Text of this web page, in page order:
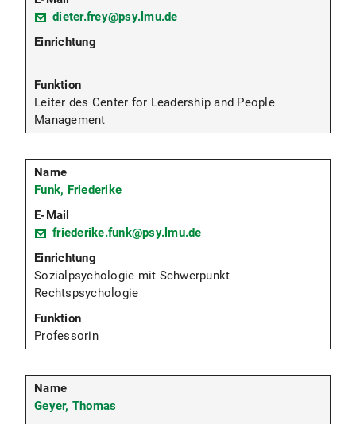
dieter.frey@psy.lmu.de
Leiter des Center for Leadership and People
Management
Funk, Friederike
friederike.funk@psy.lmu.de
Sozialpsychologie mit Schwerpunkt
Rechtspsychologie
Professorin
Geyer, Thomas